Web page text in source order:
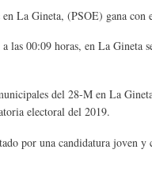
La Gineta, (PSOE) gana con
las 00:09 horas, en La
del 28-M en La
electoral del 2019.
por una candidatura joven